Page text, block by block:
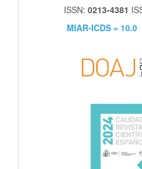
ISSN: 0213-4381
MIAR-ICDS = 10.0